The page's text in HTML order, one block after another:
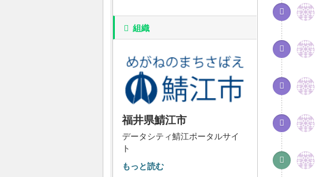
組織
福井県鯖江市
データシティ鯖江ポータルサイ
ト
もっと読む